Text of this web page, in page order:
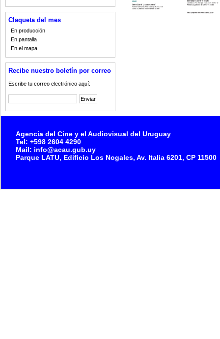
Claqueta del mes
En producción
En pantalla
En el mapa
Recibe nuestro boletín por correo
Escribe tu correo electrónico aquí:
Agencia del Cine y el Audiovisual del Uruguay
Tel: +598 2604 4290
Mail: info@acau.gub.uy
Parque LATU, Edificio Los Nogales, Av. Italia 6201, CP 11500